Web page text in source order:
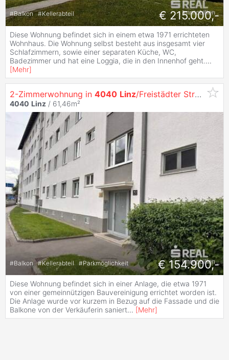
#Balkon #Kellerabteil € 215.000,-
Diese Wohnung befindet sich in einem etwa 1971 errichteten
Wohnhaus. Die Wohnung selbst besteht aus insgesamt vier
Schlafzimmern, sowie einer separaten Küche, WC,
Badezimmer und hat eine Loggia, die in den Innenhof geht....
[Mehr]
2-Zimmerwohnung in 4040 Linz/Freistädter Straße 90 Top 9
4040 Linz / 61,46m²
#Balkon #Kellerabteil #Parkmöglichkeit € 154.900,-
Diese Wohnung befindet sich in einer Anlage, die etwa 1971
von einer gemeinnützigen Bauvereinigung errichtet worden ist.
Die Anlage wurde vor kurzem in Bezug auf die Fassade und die
Balkone von der Verkäuferin saniert... [Mehr]